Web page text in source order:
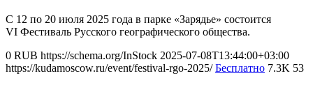
С 12 по 20 июля 2025 года в парке «Зарядье» состоится
VI Фестиваль Русского географического общества.
0 RUB https://schema.org/InStock 2025-07-08T13:44:00+03:00
https://kudamoscow.ru/event/festival-rgo-2025/ Бесплатно 7.3K 53